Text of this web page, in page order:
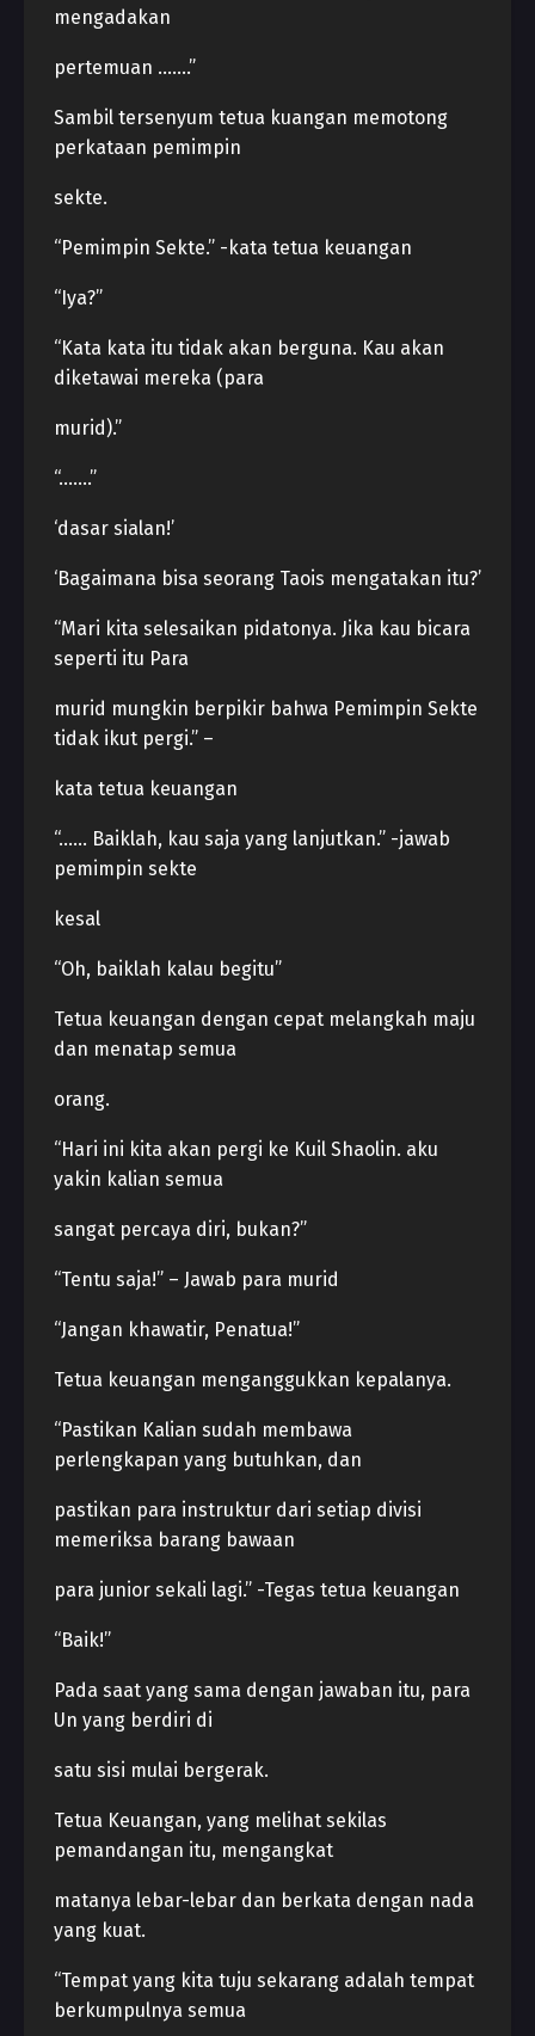
mengadakan
pertemuan …….”
Sambil tersenyum tetua kuangan memotong
perkataan pemimpin
sekte.
“Pemimpin Sekte.” -kata tetua keuangan
“Iya?”
“Kata kata itu tidak akan berguna. Kau akan
diketawai mereka (para
murid).”
“…….”
‘dasar sialan!’
‘Bagaimana bisa seorang Taois mengatakan itu?’
“Mari kita selesaikan pidatonya. Jika kau bicara
seperti itu Para
murid mungkin berpikir bahwa Pemimpin Sekte
tidak ikut pergi.” –
kata tetua keuangan
“…… Baiklah, kau saja yang lanjutkan.” -jawab
pemimpin sekte
kesal
“Oh, baiklah kalau begitu”
Tetua keuangan dengan cepat melangkah maju
dan menatap semua
orang.
“Hari ini kita akan pergi ke Kuil Shaolin. aku
yakin kalian semua
sangat percaya diri, bukan?”
“Tentu saja!” – Jawab para murid
“Jangan khawatir, Penatua!”
Tetua keuangan menganggukkan kepalanya.
“Pastikan Kalian sudah membawa
perlengkapan yang butuhkan, dan
pastikan para instruktur dari setiap divisi
memeriksa barang bawaan
para junior sekali lagi.” -Tegas tetua keuangan
“Baik!”
Pada saat yang sama dengan jawaban itu, para
Un yang berdiri di
satu sisi mulai bergerak.
Tetua Keuangan, yang melihat sekilas
pemandangan itu, mengangkat
matanya lebar-lebar dan berkata dengan nada
yang kuat.
“Tempat yang kita tuju sekarang adalah tempat
berkumpulnya semua